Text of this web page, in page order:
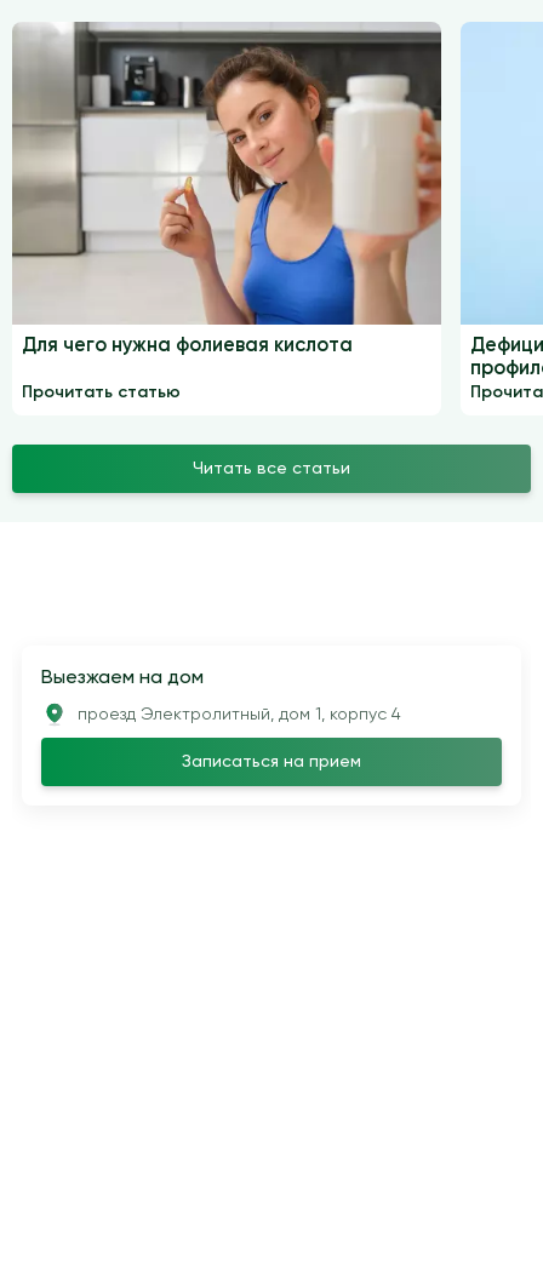
Для чего нужна фолиевая кислота
Прочитать статью
Читать все статьи
Выезжаем на дом
проезд Электролитный, дом 1, корпус 4
Записаться на прием